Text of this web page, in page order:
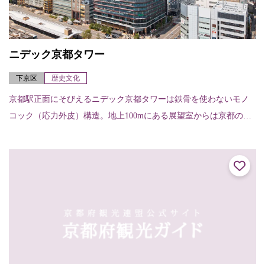
ニデック京都タワー
下京区 歴史文化
京都駅正面にそびえるニデック京都タワーは鉄骨を使わないモノ
コック（応力外皮）構造。地上100mにある展望室からは京都の四
る。